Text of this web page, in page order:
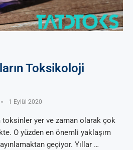
Toksikoloji
1 Eylül 2020
yer ve zaman olarak çok
O yüzden en önemli yaklaşım
geçiyor. Yıllar …